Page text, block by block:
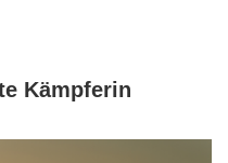
Kämpferin